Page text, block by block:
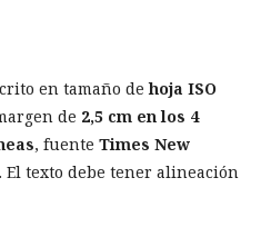
en tamaño dehoja ISO
de 2,5 cm en los 4
, fuente Times New
. El texto debe tener alineación